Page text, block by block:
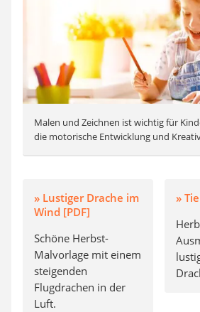
Malen und Zeichnen ist wichtig für
die motorische Entwicklung und
» Lustiger Drache im
Wind [PDF]
Schöne Herbst-
Malvorlage mit einem
steigenden
Flugdrachen in der
Luft.
»